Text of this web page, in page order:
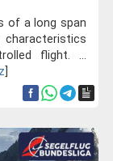
of a long span
flight. ...